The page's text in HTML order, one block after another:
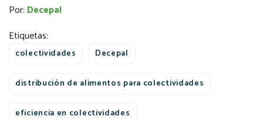
Por: Decepal
Etiquetas:
colectividades Decepal
distribución de alimentos para colectividades
eficiencia en colectividades